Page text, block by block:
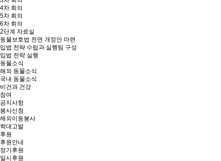
4차 회의
5차 회의
6차 회의
2단계 자료실
동물보호법 전면 개정안 마련
입법 전략 수립과 실행팀 구성
입법 전략 실행
동물소식
해외 동물소식
국내 동물소식
비건과 건강
참여
공지사항
봉사신청
해외이동봉사
학대고발
후원
후원안내
정기후원
일시후원